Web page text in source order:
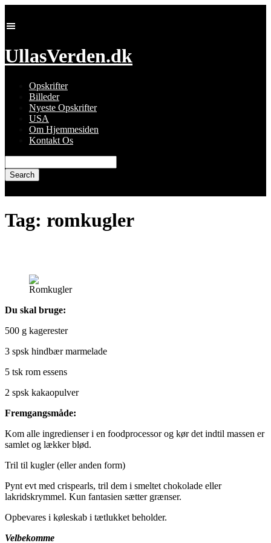
content
UllasVerden.dk
Opskrifter
Billeder
Nyeste Opskrifter
USA
Om Hjemmesiden
Kontakt Os
for:
Tag: romkugler
Romkugler
Du skal bruge:
500 g kagerester
3 spsk hindbær marmelade
5 tsk rom essens
2 spsk kakaopulver
Fremgangsmåde:
Kom alle ingredienser i en foodprocessor og kør det indtil massen er
samlet og lækker blød.
Tril til kugler (eller anden form)
Pynt evt med crispearls, tril dem i smeltet chokolade eller
lakridskrymmel. Kun fantasien sætter grænser.
Opbevares i køleskab i tætlukket beholder.
Velbekomme